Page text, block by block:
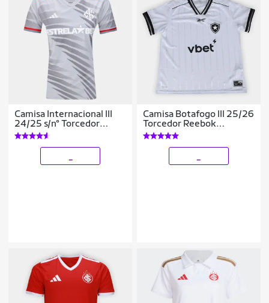
Camisa Internacional III
24/25 s/n° Torcedor
Adidas Feminina
Camisa Botafogo III 25/26
Torcedor Reebok
Feminina